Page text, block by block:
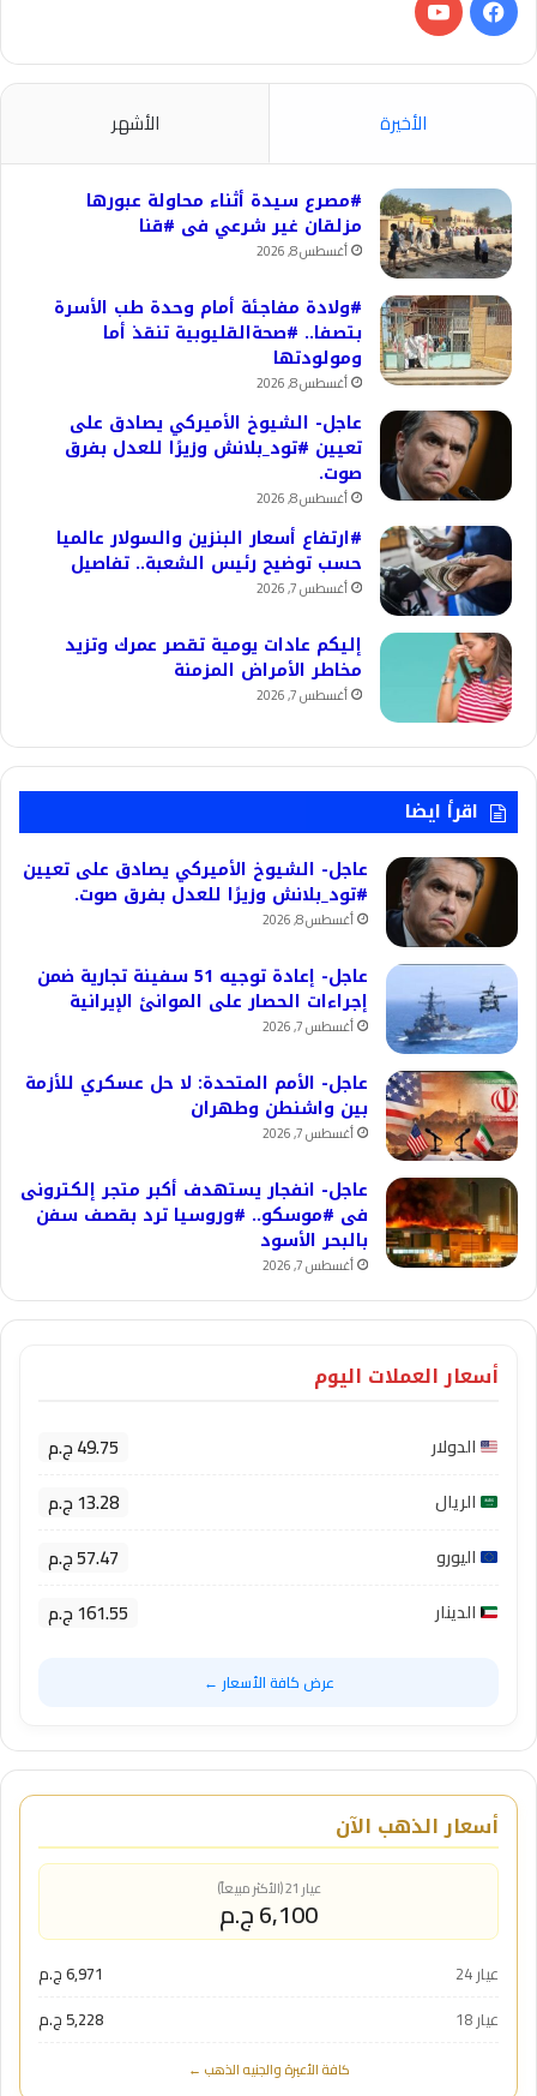
فيسبوك‫YouTube
الأخيرة الأشهر
#مصرع سيدة أثناء محاولة عبورها
مزلقان غير شرعي فى #قنا
أغسطس 8, 2026
#ولادة مفاجئة أمام وحدة طب الأسرة
بتصفا.. #صحةالقليوبية تنقذ أما
ومولودتها
أغسطس 8, 2026
عاجل- الشيوخ الأميركي يصادق على
تعيين #تود_بلانش وزيرًا للعدل بفرق
صوت.
أغسطس 8, 2026
#ارتفاع أسعار البنزين والسولار عالميا
حسب توضيح رئيس الشعبة.. تفاصيل
أغسطس 7, 2026
إليكم عادات يومية تقصر عمرك وتزيد
مخاطر الأمراض المزمنة
أغسطس 7, 2026
اقرأ ايضا
عاجل- الشيوخ الأميركي يصادق على تعيين
#تود_بلانش وزيرًا للعدل بفرق صوت.
أغسطس 8, 2026
عاجل- إعادة توجيه 51 سفينة تجارية ضمن
إجراءات الحصار على الموانئ الإيرانية
أغسطس 7, 2026
عاجل- الأمم المتحدة: لا حل عسكري للأزمة
بين واشنطن وطهران
أغسطس 7, 2026
عاجل- انفجار يستهدف أكبر متجر إلكترونى
فى #موسكو.. #وروسيا ترد بقصف سفن
بالبحر الأسود
أغسطس 7, 2026
أسعار العملات اليوم
الدولار 49.75 ج.م
الريال 13.28 ج.م
اليورو 57.47 ج.م
الدينار 161.55 ج.م
عرض كافة الأسعار ←
أسعار الذهب الآن
عيار 21 (الأكثر مبيعاً)
6,100 ج.م
عيار 24
6,971 ج.م
عيار 18
5,228 ج.م
كافة الأعيرة والجنيه الذهب ←